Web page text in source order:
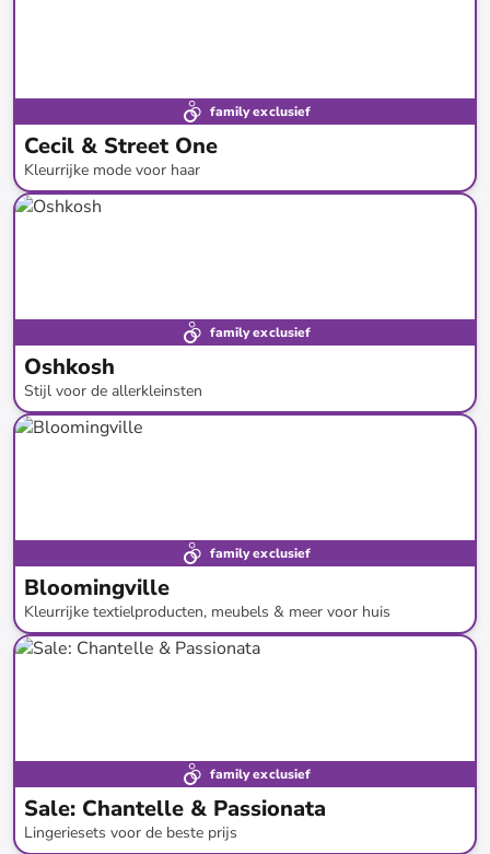
family exclusief
Cecil & Street One
Kleurrijke mode voor haar
tot-45%*
family exclusief
Oshkosh
Stijl voor de allerkleinsten
tot-65%*
family exclusief
Bloomingville
Kleurrijke textielproducten, meubels & meer voor huis
tot- 73%* Nieuwe collectie
family exclusief
Sale: Chantelle & Passionata
Lingeriesets voor de beste prijs